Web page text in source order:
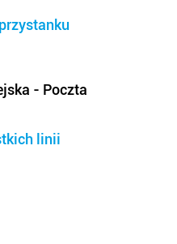
- Poczta
linii